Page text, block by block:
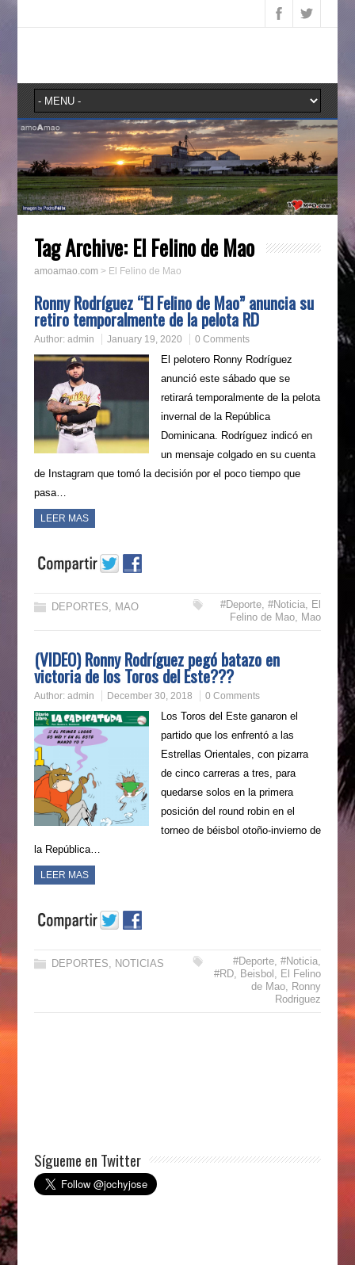
Tag Archive: El Felino de Mao
amoamao.com > El Felino de Mao
Ronny Rodríguez “El Felino de Mao” anuncia su
retiro temporalmente de la pelota RD
Author: admin January 19, 2020 0 Comments
El pelotero Ronny Rodríguez
anunció este sábado que se
retirará temporalmente de la pelota
invernal de la República
Dominicana. Rodríguez indicó en
un mensaje colgado en su cuenta
de Instagram que tomó la decisión por el poco tiempo que
pasa…
LEER MAS
DEPORTES MAO #Deporte ,#Noticia El
Felino de Mao Mao
(VIDEO) Ronny Rodríguez pegó batazo en
victoria de los Toros del Este???
Author: admin December 30, 2018 0 Comments
Los Toros del Este ganaron el
partido que los enfrentó a las
Estrellas Orientales, con pizarra
de cinco carreras a tres, para
quedarse solos en la primera
posición del round robin en el
torneo de béisbol otoño-invierno de
la República…
LEER MAS
DEPORTES NOTICIAS #Deporte ,#Noticia
#RD Beisbol
El Felino
de Mao Ronny
Rodriguez
Sígueme en Twitter